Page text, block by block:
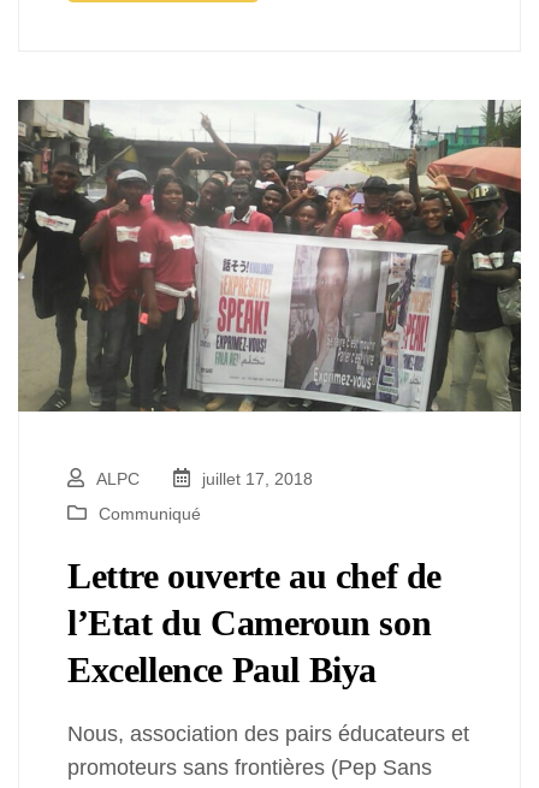
ALPC
juillet 17, 2018
Communiqué
Lettre ouverte au chef de
l’Etat du Cameroun son
Excellence Paul Biya
Nous, association des pairs éducateurs et
promoteurs sans frontières (Pep Sans